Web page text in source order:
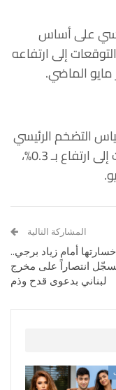
على أساس
تشير التوقعات إلى ارتفاعه
التضخم الرئيسي
بـ 0.2% في يونيو، وكانت تشير التوقعات إلى ارتفاع بـ 0.3%،
المشاركة التالية
أمام زياد برجي..
انتصاراً على مخرج
لبناني بدعوى قدح وذم